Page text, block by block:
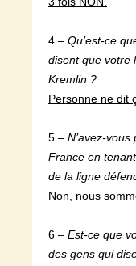
4 – Qu’est-ce
disent que votre
Kremlin ?
Personne ne dit
5 – N’avez-vous
France en
de la ligne
Non, nous
6 – Est-ce que
des gens qui